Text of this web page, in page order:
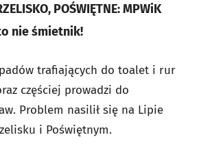
POŚWIĘTNE: MPWiK
nie śmietnik!
trafiających do toalet i rur
częściej prowadzi do
Problem nasilił się na Lipie
i Poświętnym.